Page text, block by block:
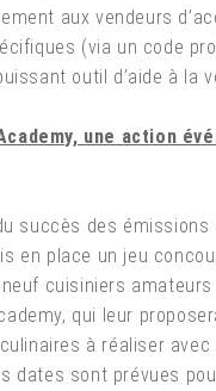
aux vendeurs
(via un code
outil d’aide à la
une action
succès des émissions
en place un jeu
cuisiniers
qui leur
à réaliser avec
dates sont prévues